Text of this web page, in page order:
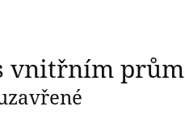
vnitřním